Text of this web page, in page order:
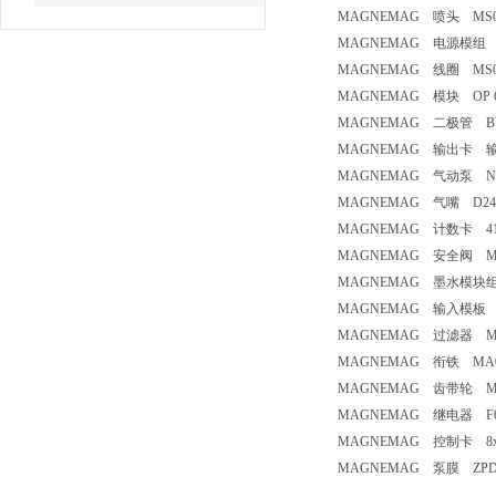
MAGNEMAG 喷头
MAGNEMAG 电源模组
MAGNEMAG 线圈
MAGNEMAG 模块
MAGNEMAG 二极管
MAGNEMAG 输出卡
MAGNEMAG 气动泵
MAGNEMAG 气嘴
MAGNEMAG 计数卡
MAGNEMAG 安全阀
MAGNEMAG 墨水模块
MAGNEMAG 输入模
MAGNEMAG 过滤器
MAGNEMAG 衔铁
MAGNEMAG 齿带轮
MAGNEMAG 继电器
MAGNEMAG 控制卡
MAGNEMAG 泵膜